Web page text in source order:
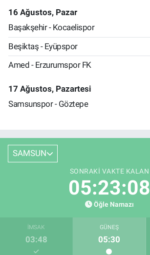
16 Ağustos, Pazar
Başakşehir - Kocaelispor
Beşiktaş - Eyüpspor
Amed - Erzurumspor FK
17 Ağustos, Pazartesi
Samsunspor - Göztepe
SAMSUN
SONRAKI VAKTE KALAN
05:23:08
Öğle Namazı
İMSAK
03:48
GÜNEŞ
05:30